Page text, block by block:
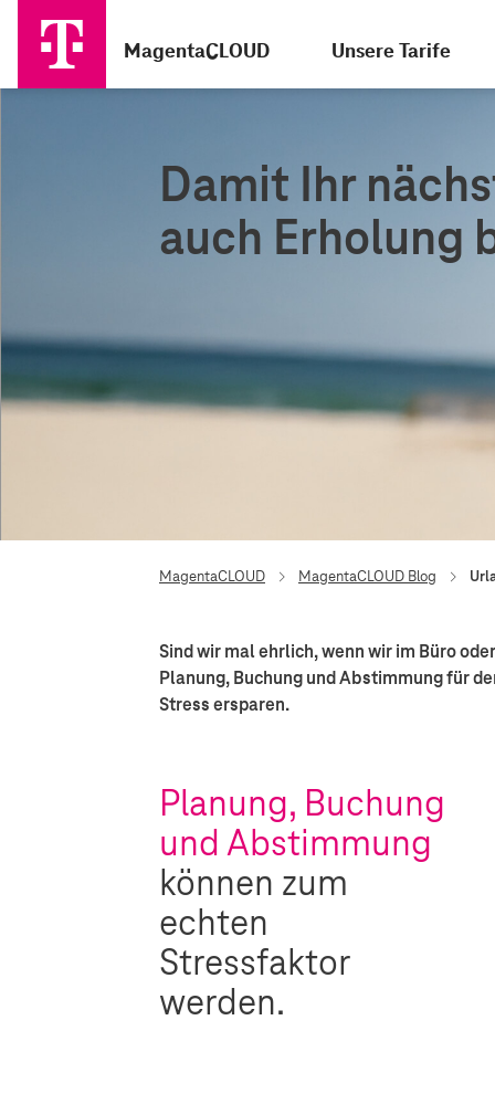
MagentaCLOUD Unsere Tarife
Damit Ihr
auch Erholung
MagentaCLOUD MagentaCLOUD Blog
Sind wir mal ehrlich, wenn wir im Büro
Planung, Buchung und Abstimmung für
Stress ersparen.
Planung, Buchung
und Abstimmung
können zum
echten
Stressfaktor
werden.